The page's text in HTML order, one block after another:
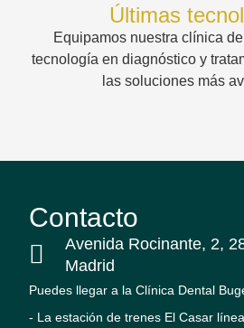
Últimas
Equipamos nuestra clínica
tecnología en diagnóstico y
las soluciones más
Contacto
Avenida Rocinante, 2,
Madrid
Puedes llegar a la Clínica Dental
- La estación de trenes El Casar